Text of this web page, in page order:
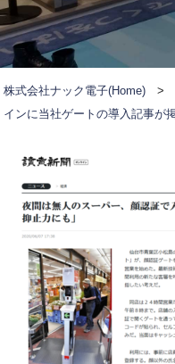
株式会社ナック電子(Home) >
インに当社ゲートの導入記事が